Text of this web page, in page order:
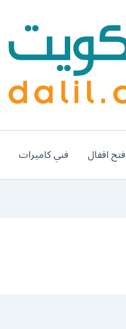
فتح اقفال فني كاميرات